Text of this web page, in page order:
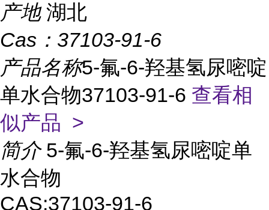
产地 湖北
Cas： 37103-91-6
产品名称5-氟-6-羟基氢尿嘧啶
单水合物37103-91-6 查看相
似产品 >
简介 5-氟-6-羟基氢尿嘧啶单
水合物
CAS:37103-91-6